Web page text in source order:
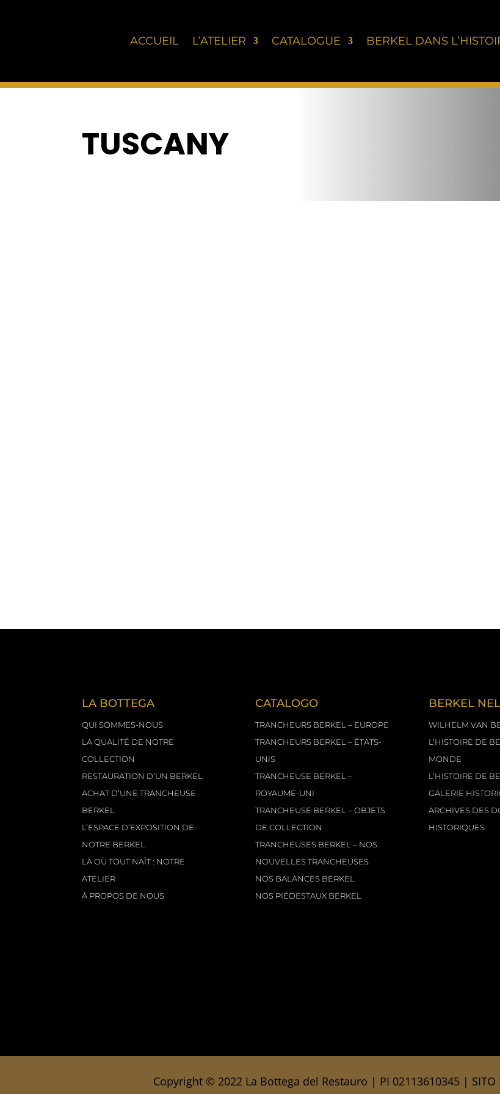
ACCUEIL L’ATELIER CATALOGUE BERKEL DANS
TUSCANY
LA BOTTEGA
QUI SOMMES-NOUS
LA QUALITÉ DE NOTRE
COLLECTION
RESTAURATION D’UN BERKEL
ACHAT D’UNE TRANCHEUSE
BERKEL
L’ESPACE D’EXPOSITION DE
NOTRE BERKEL
LÀ OÙ TOUT NAÎT : NOTRE
ATELIER
À PROPOS DE NOUS
CATALOGO
TRANCHEURS BERKEL – EUROPE
TRANCHEURS BERKEL – ÉTATS-
UNIS
TRANCHEUSE BERKEL –
ROYAUME-UNI
TRANCHEUSE BERKEL – OBJETS
DE COLLECTION
TRANCHEUSES BERKEL – NOS
NOUVELLES TRANCHEUSES
NOS BALANCES BERKEL
NOS PIÉDESTAUX BERKEL
BERKEL
WILHELM VAN
L’HISTOIRE DE
MONDE
L’HISTOIRE DE
GALERIE
ARCHIVES DES
HISTORIQUES
Copyright © 2022 La Bottega del Restauro | PI 02113610345 | SITO